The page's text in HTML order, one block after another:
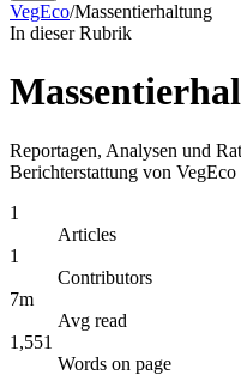
VegEco/Massentierhaltung
In dieser Rubrik
Reportagen, Analysen und
Berichterstattung von VegEco
1
Articles
1
Contributors
7m
Avg read
1,551
Words on page